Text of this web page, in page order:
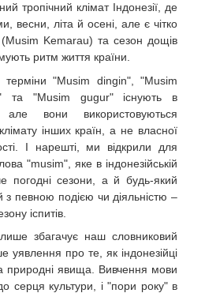
тропічний клімат Індонезії, де
весни, літа й осені, але є чітко
(Musim Kemarau) та сезон дощів
ритм життя країни.
"Musim dingin", "Musim
та "Musim gugur" існують в
але вони використовуються
інших країн, а не власної
І нарешті, ми відкрили для
"musim", яке в індонезійській
погодні сезони, а й будь-який
з певною подією чи діяльністю –
іспитів.
збагачує наш словниковий
уявлення про те, як індонезійці
природні явища. Вивчення мови
серця культури, і "пори року" в